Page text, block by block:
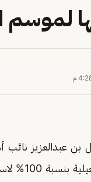
لموسم
م
عبدالعزيز نائب